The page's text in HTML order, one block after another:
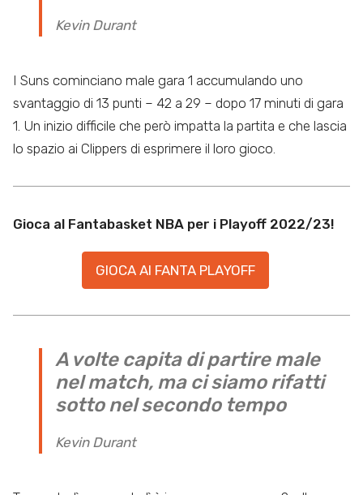
Kevin Durant
I Suns cominciano male gara 1 accumulando uno
svantaggio di 13 punti – 42 a 29 – dopo 17 minuti di gara
1. Un inizio difficile che però impatta la partita e che lascia
lo spazio ai Clippers di esprimere il loro gioco.
Gioca al Fantabasket NBA per i Playoff 2022/23!
GIOCA AI FANTA PLAYOFF
A volte capita di partire male
nel match, ma ci siamo rifatti
sotto nel secondo tempo
Kevin Durant